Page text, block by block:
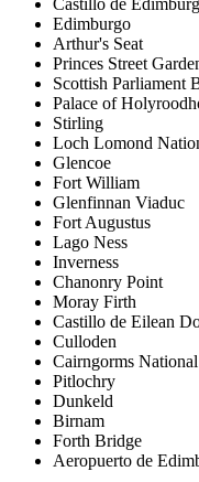
Edimburgo
Arthur's Seat
Princes Street
Scottish Parliament
Palace of
Stirling
Loch Lomond
Glencoe
Fort William
Glenfinnan Viaduc
Fort Augustus
Lago Ness
Inverness
Chanonry Point
Moray Firth
Castillo de Eilean
Culloden
Cairngorms
Pitlochry
Dunkeld
Birnam
Forth Bridge
Aeropuerto de